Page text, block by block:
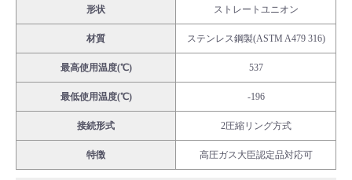
採用情報
languageLanguage：日本語／English
mailお問い合わせ
形状 ストレートユニオン
材質 ステンレス鋼製(ASTM A479 316)
最高使用温度(℃) 537
最低使用温度(℃) -196
接続形式 2圧縮リング方式
特徴 高圧ガス大臣認定品対応可